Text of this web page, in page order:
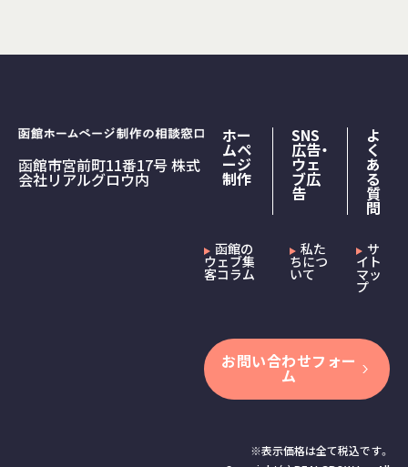
函館市宮前町11番17号 株式
会社リアルグロウ内
お問い合わせフォー
ム
ホー
ムペ
ージ
制作
SNS
広告・
ウェ
ブ広
告
よ
く
あ
る
質
問
函館の
ウェブ集
客コラム
私た
ちにつ
いて
サ
イト
マッ
プ
※表示価格は全て税込です。